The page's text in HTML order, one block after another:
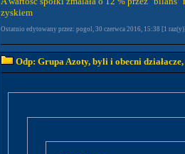
zyskiem
Ostatnio edytowany przez: pogol, 30 czerwca 2016, 15:38 [1
Odp: Grupa Azoty, byli i obecni działacze,